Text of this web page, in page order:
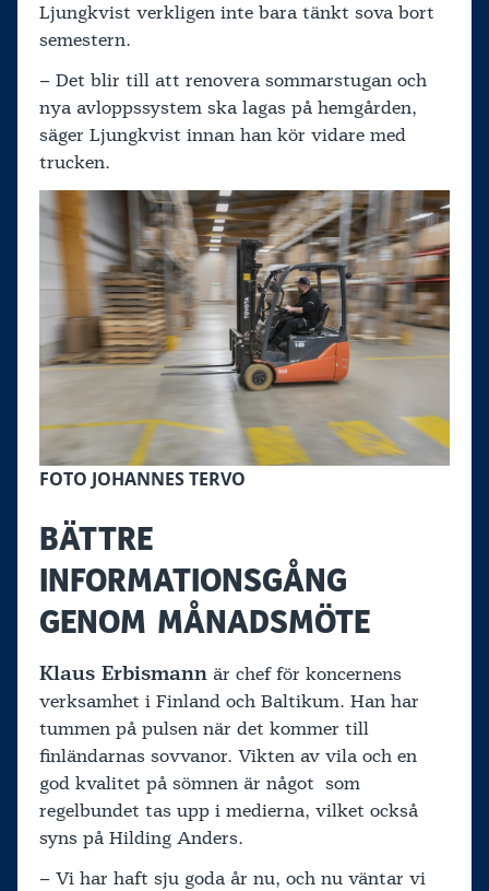
Ljungkvist verkligen inte bara tänkt sova bort
semestern.
– Det blir till att renovera sommarstugan och
nya avloppssystem ska lagas på hemgården,
säger Ljungkvist innan han kör vidare med
trucken.
FOTO JOHANNES TERVO
BÄTTRE
INFORMATIONSGÅNG
GENOM MÅNADSMÖTE
Klaus Erbismann är chef för koncernens
verksamhet i Finland och Baltikum. Han har
tummen på pulsen när det kommer till
finländarnas sovvanor. Vikten av vila och en
god kvalitet på sömnen är något som
regelbundet tas upp i medierna, vilket också
syns på Hilding Anders.
– Vi har haft sju goda år nu, och nu väntar vi